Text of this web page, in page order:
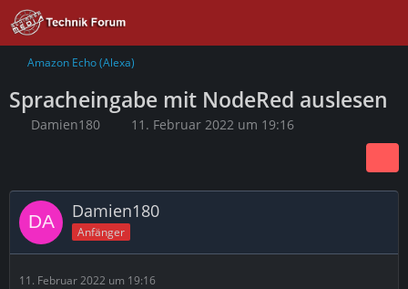
Amazon Echo (Alexa)
Spracheingabe mit NodeRed auslesen
Damien180 11. Februar 2022 um 19:16
Damien180
Anfänger
11. Februar 2022 um 19:16